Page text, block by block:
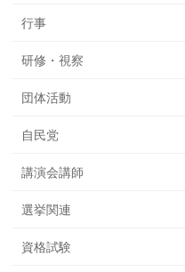
行事
研修・視察
団体活動
自民党
講演会講師
選挙関連
資格試験